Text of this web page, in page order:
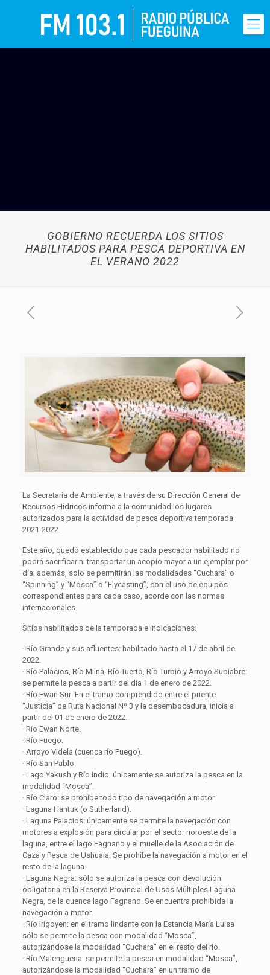
GOBIERNO RECUERDA LOS SITIOS
HABILITADOS PARA PESCA DEPORTIVA EN
EL VERANO 2022
La Secretaría de Ambiente, a través de su Dirección General de
Recursos Hídricos informa a la comunidad los lugares
autorizados para la actividad de pesca deportiva temporada
2021-2022.
Este año, quedó establecido que cada pescador habilitado no
podrá sacrificar ni transportar un acopio mayor a un ejemplar por
día; además, solo se permitirán las modalidades “Cuchara” o
“Spinning” y “Mosca” o “Flycasting”, con el uso de equipos
correspondientes para cada caso, acorde con las normas
internacionales.
Sitios habilitados de la temporada e indicaciones:
· Río Grande y sus afluentes: habilitado hasta el 17 de abril de
2022.
· Río Palacios, Río Milna, Río Tuerto, Río Turbio y Arroyo Subiabre:
se permite la pesca a partir del día 1 de enero de 2022.
· Río Ewan Sur: En el tramo comprendido entre el puente
“Justicia” de Ruta Nacional Nº 3 y la desembocadura, inicia a
partir del 01 de enero de 2022.
· Río Ewan Norte.
· Río Fuego.
· Arroyo Videla (cuenca río Fuego).
· Río San Pablo.
· Lago Yakush y Río Indio: únicamente se autoriza la pesca en la
modalidad “Mosca”.
· Río Claro: se prohíbe todo tipo de navegación a motor.
· Laguna Hantuk (o Sutherland).
· Laguna Palacios: únicamente se permite la navegación con
motores a explosión para circular por el sector noroeste de la
laguna, entre el lago Fagnano y el muelle de la Asociación de
Caza y Pesca de Ushuaia. Se prohíbe la navegación a motor en el
resto de la laguna.
· Laguna Negra: sólo se autoriza la pesca con devolución
obligatoria en la Reserva Provincial de Usos Múltiples Laguna
Negra, de la cuenca lago Fagnano. Se encuentra prohibida la
navegación a motor.
· Río Irigoyen: en el tramo lindante con la Estancia María Luisa
sólo se permite la pesca con modalidad “Mosca”,
autorizándose la modalidad “Cuchara” en el resto del río.
· Río Malenguena: se permite la pesca en modalidad “Mosca”,
autorizándose la modalidad “Cuchara” en un tramo de